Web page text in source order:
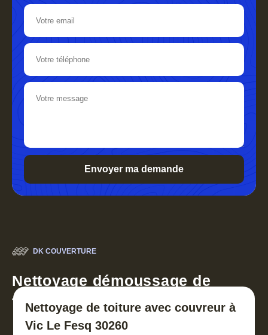
DK COUVERTURE
Nettoyage démoussage de
toiture 30
Nettoyage de toiture avec couvreur à
Vic Le Fesq 30260